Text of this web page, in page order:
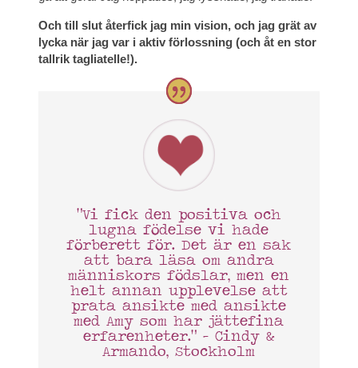
Och till slut återfick jag min vision, och jag grät av
lycka när jag var i aktiv förlossning (och åt en stor
tallrik tagliatelle!).
“Vi fick den positiva och
lugna födelse vi hade
förberett för. Det är en sak
att bara läsa om andra
människors födslar, men en
helt annan upplevelse att
prata ansikte med ansikte
med Amy som har jättefina
erfarenheter.” – Cindy &
Armando, Stockholm